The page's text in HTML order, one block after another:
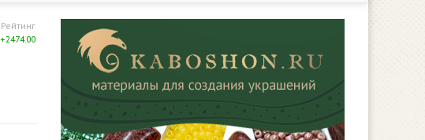
Рейтинг
+2474.00